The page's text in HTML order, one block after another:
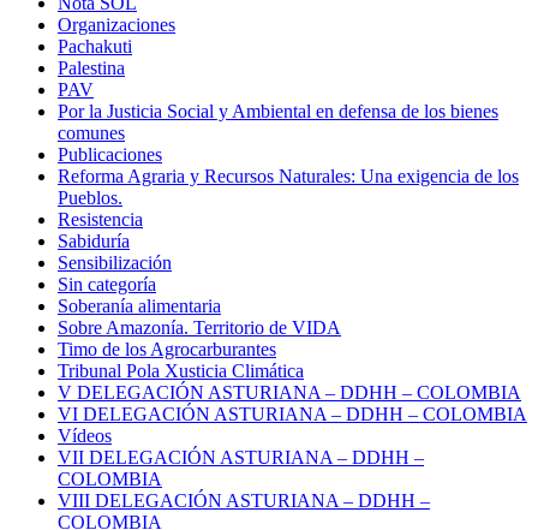
Organizaciones
Pachakuti
Palestina
PAV
Por la Justicia Social y Ambiental en defensa de los bienes
comunes
Publicaciones
Reforma Agraria y Recursos Naturales: Una exigencia de los
Pueblos.
Resistencia
Sabiduría
Sensibilización
Sin categoría
Soberanía alimentaria
Sobre Amazonía. Territorio de VIDA
Timo de los Agrocarburantes
Tribunal Pola Xusticia Climática
V DELEGACIÓN ASTURIANA – DDHH – COLOMBIA
VI DELEGACIÓN ASTURIANA – DDHH – COLOMBIA
Vídeos
VII DELEGACIÓN ASTURIANA – DDHH –
COLOMBIA
VIII DELEGACIÓN ASTURIANA – DDHH –
COLOMBIA